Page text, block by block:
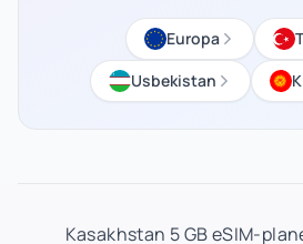
Europa
Usbekistan
Kasakhstan 5 GB eSIM-